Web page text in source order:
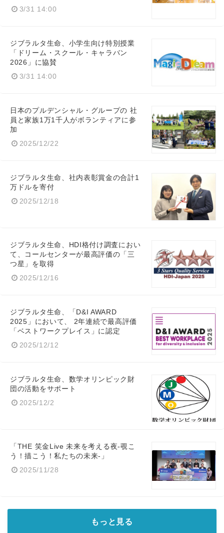
3/31 14:00
ジブラルタ生命、小学生向け特別授業
「ドリーム・スクール・キャラバン
2026」に協賛
3/31 14:00
日本のプルデンシャル・グループの 社
員と家族1万1千人がボランティアに参
加
2025/12/22
ジブラルタ生命、社内表彰賞金の合計1
万ドルを寄付
2025/12/18
ジブラルタ生命、HDI格付け調査におい
て、コールセンターが最高評価の「三
つ星」を取得
2025/12/16
ジブラルタ生命、「D&I AWARD
2025」において、 2年連続で最高評価
「ベストワークプレイス」に認定
2025/12/12
ジブラルタ生命、数学オリンピック財
団の活動をサポート
2025/12/2
「THE 笑金Live 未来を考える夜-覗こ
う！描こう！私たちの未来-」
2025/11/28
もっと見る